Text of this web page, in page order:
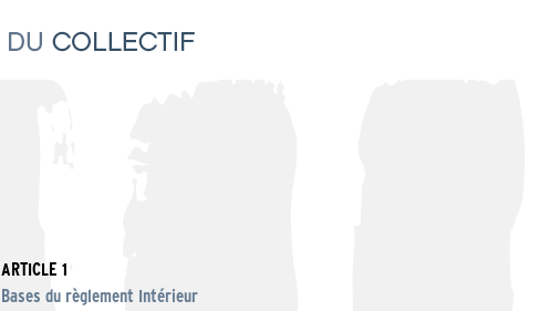
ARTICLE 1
Bases du règlement Intérieur